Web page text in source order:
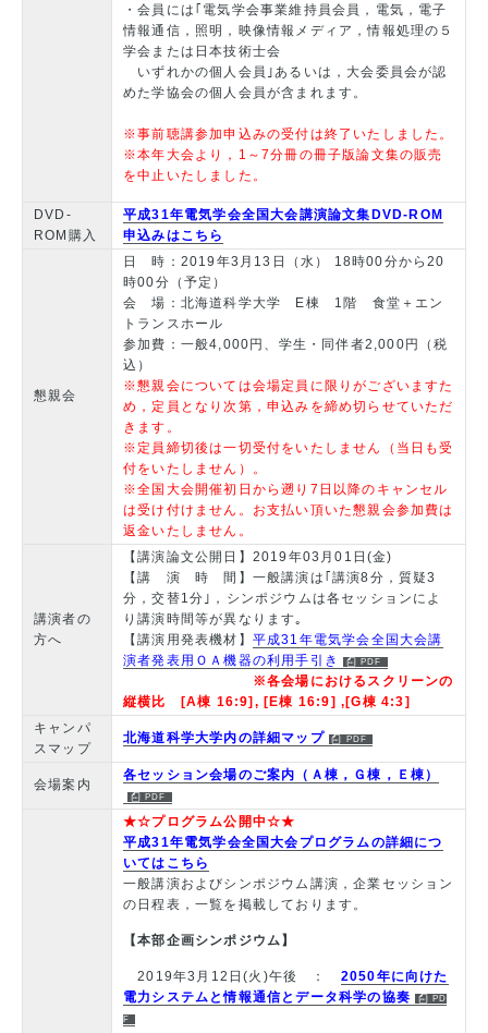
・会員には｢電気学会事業維持員会員，電気，電子
情報通信，照明，映像情報メディア，情報処理の５
学会または日本技術士会
いずれかの個人会員｣あるいは，大会委員会が認
めた学協会の個人会員が含まれます。
※事前聴講参加申込みの受付は終了いたしました。
※本年大会より，1～7分冊の冊子版論文集の販売
を中止いたしました。
DVD-
ROM購入
平成31年電気学会全国大会講演論文集DVD-ROM
申込みはこちら
懇親会
日 時：2019年3月13日（水） 18時00分から20
時00分（予定）
会 場：北海道科学大学 E棟 1階 食堂＋エン
トランスホール
参加費：一般4,000円、学生・同伴者2,000円（税
込）
※懇親会については会場定員に限りがございますた
め，定員となり次第，申込みを締め切らせていただ
きます。
※定員締切後は一切受付をいたしません（当日も受
付をいたしません）。
※全国大会開催初日から遡り7日以降のキャンセル
は受け付けません。お支払い頂いた懇親会参加費は
返金いたしません。
講演者の
方へ
【講演論文公開日】2019年03月01日(金)
【講 演 時 間】一般講演は｢講演8分，質疑3
分，交替1分｣，シンポジウムは各セッションによ
り講演時間等が異なります｡
【講演用発表機材】 平成31年電気学会全国大会講
演者発表用ＯＡ機器の利用手引き
※各会場におけるスクリーンの
縦横比 [A棟 16:9], [E棟 16:9] ,[G棟 4:3]
キャンパ
スマップ
北海道科学大学内の詳細マップ
会場案内
各セッション会場のご案内（Ａ棟，Ｇ棟，Ｅ棟）
★☆プログラム公開中☆★
平成31年電気学会全国大会プログラムの詳細につ
いてはこちら
一般講演およびシンポジウム講演，企業セッション
の日程表，一覧を掲載しております。
【本部企画シンポジウム】
2019年3月12日(火)午後 ： 2050年に向けた
電力システムと情報通信とデータ科学の協奏